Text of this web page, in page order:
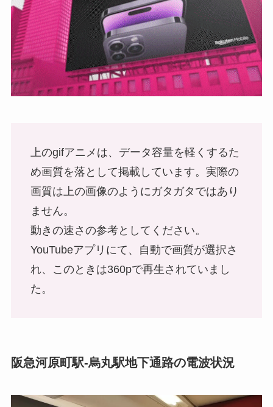
上のgifアニメは、データ容量を軽くするた
め画質を落として掲載しています。実際の
画質は上の画像のようにガタガタではあり
ません。
動きの速さの参考としてください。
YouTubeアプリにて、自動で画質が選択さ
れ、このときは360pで再生されていまし
た。
阪急河原町駅-烏丸駅地下通路の電波状況